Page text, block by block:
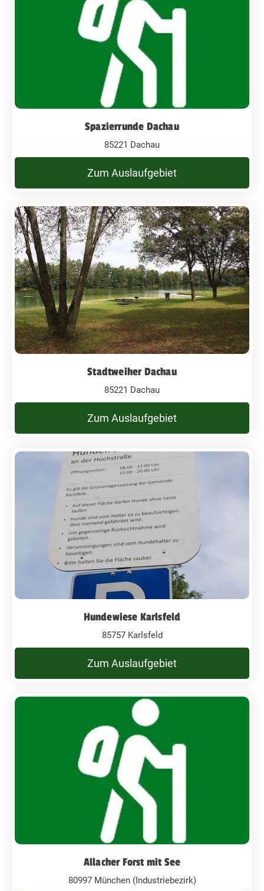
Spazierrunde Dachau
85221 Dachau
Zum Auslaufgebiet
Stadtweiher Dachau
85221 Dachau
Zum Auslaufgebiet
Hundewiese Karlsfeld
85757 Karlsfeld
Zum Auslaufgebiet
Allacher Forst mit See
80997 München (Industriebezirk)